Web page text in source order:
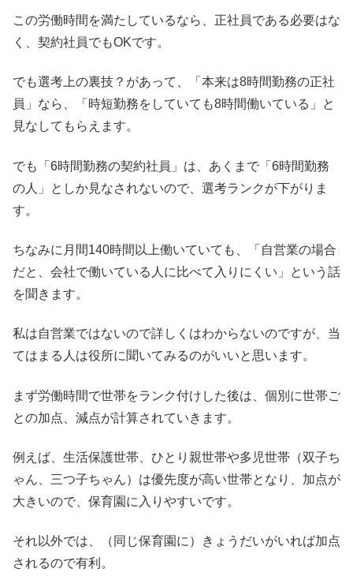
この労働時間を満たしているなら、正社員である必要はな
く、契約社員でもOKです。
でも選考上の裏技？があって、「本来は8時間勤務の正社
員」なら、「時短勤務をしていても8時間働いている」と
見なしてもらえます。
でも「6時間勤務の契約社員」は、あくまで「6時間勤務
の人」としか見なされないので、選考ランクが下がりま
す。
ちなみに月間140時間以上働いていても、「自営業の場合
だと、会社で働いている人に比べて入りにくい」という話
を聞きます。
私は自営業ではないので詳しくはわからないのですが、当
てはまる人は役所に聞いてみるのがいいと思います。
まず労働時間で世帯をランク付けした後は、個別に世帯ご
との加点、減点が計算されていきます。
例えば、生活保護世帯、ひとり親世帯や多児世帯（双子ち
ゃん、三つ子ちゃん）は優先度が高い世帯となり、加点が
大きいので、保育園に入りやすいです。
それ以外では、（同じ保育園に）きょうだいがいれば加点
されるので有利。